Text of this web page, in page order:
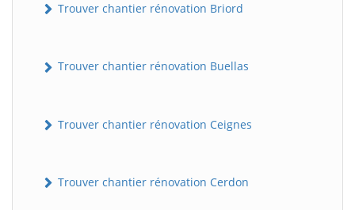
Trouver chantier rénovation Briord
Trouver chantier rénovation Buellas
Trouver chantier rénovation Ceignes
Trouver chantier rénovation Cerdon